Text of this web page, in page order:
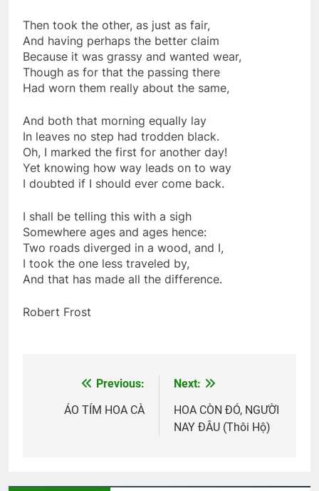
2024
2 Years Ago
Phân Ưu CSVSQ Nguyễn Vĩnh Nghi K5
Ngủ Đi Em!
2 Years Ago
Thăm NT Tạ Trần Quân K17 và phu
nhân
2 Years Ago
YÊU EM … Vọng gác đêm sương
Then took the other, as just as fair,
And having perhaps the better claim
Because it was grassy and wanted wear,
Though as for that the passing there
Had worn them really about the same,
And both that morning equally lay
In leaves no step had trodden black.
Oh, I marked the first for another day!
Yet knowing how way leads on to way
I doubted if I should ever come back.
I shall be telling this with a sigh
Somewhere ages and ages hence:
Two roads diverged in a wood, and I,
I took the one less traveled by,
And that has made all the difference.
Robert Frost
navigation
Previous:
ÁO TÍM HOA CÀ
Next:
HOA CÒN ĐÓ, NGƯỜI
NAY ĐÂU (Thôi Hộ)